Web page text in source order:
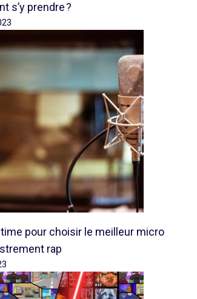
s’y prendre ?
pour choisir le meilleur micro
rap